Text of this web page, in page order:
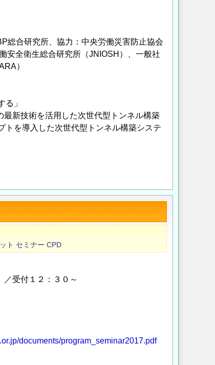
総合研究所、協力：中央労働災害防止協会
安全衛生総合研究所（JNIOSH）、一般社
）
」
新技術を活用した次世代型トンネル構築
トを導入した次世代型トンネル構築システ
ト セミナー CPD
受付１２：３０～
documents/program_seminar2017.pdf